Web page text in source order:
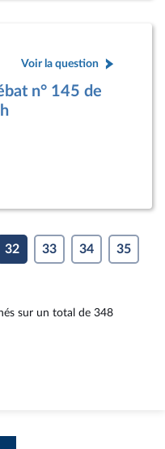
Voir la question
n° 145 de
32 33 34 35
sur un total de 348